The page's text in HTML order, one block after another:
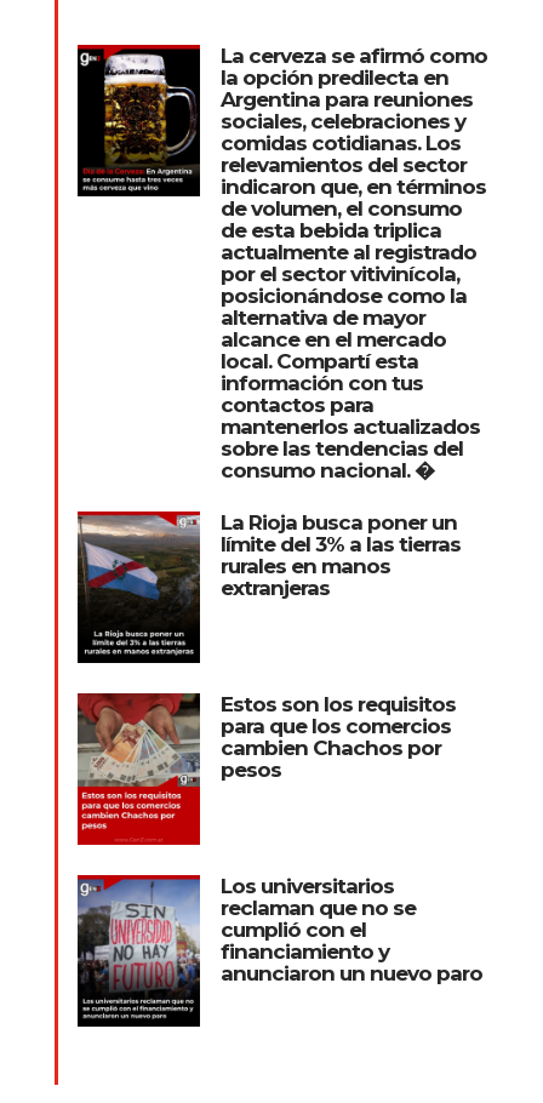
La cerveza se afirmó como
la opción predilecta en
Argentina para reuniones
sociales, celebraciones y
comidas cotidianas. Los
relevamientos del sector
indicaron que, en términos
de volumen, el consumo
de esta bebida triplica
actualmente al registrado
por el sector vitivinícola,
posicionándose como la
alternativa de mayor
alcance en el mercado
local. Compartí esta
información con tus
contactos para
mantenerlos actualizados
sobre las tendencias del
consumo nacional. �
La Rioja busca poner un
límite del 3% a las tierras
rurales en manos
extranjeras
Estos son los requisitos
para que los comercios
cambien Chachos por
pesos
Los universitarios
reclaman que no se
cumplió con el
financiamiento y
anunciaron un nuevo paro